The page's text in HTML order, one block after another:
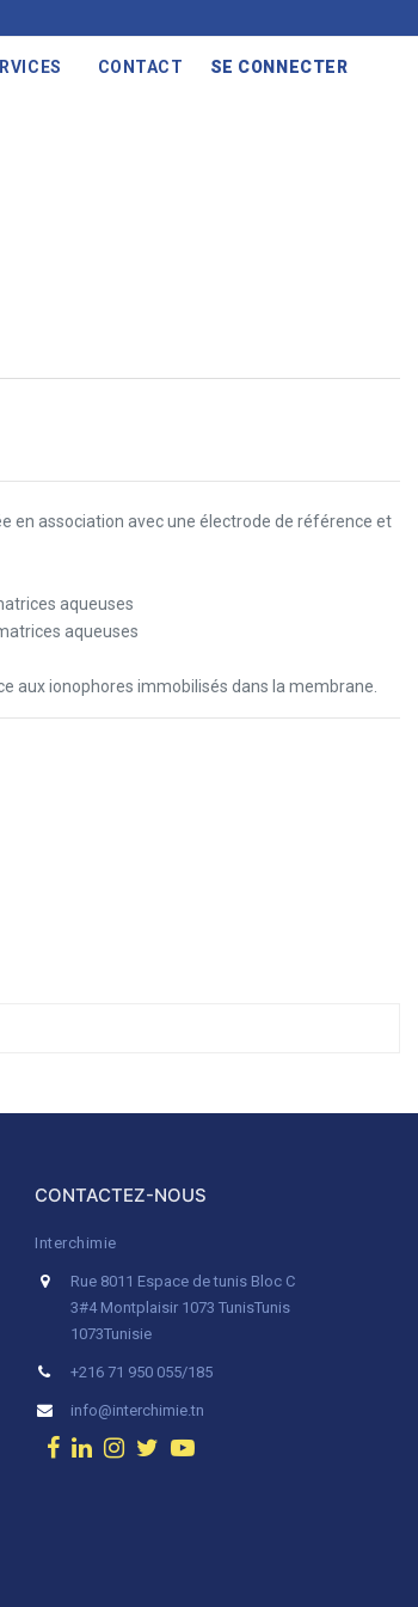
CONTACT SE CONNECTER
en association avec une électrode de référence et
aqueuses
aqueuses
aux ionophores immobilisés dans la membrane.
CONTACTEZ-NOUS
Interchimie
Rue 8011 Espace de tunis Bloc C
3#4 Montplaisir 1073 TunisTunis
1073Tunisie
+216 71 950 055/185
info@interchimie.tn